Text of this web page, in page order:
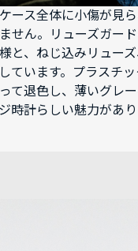
ース全体に小傷が見
せん。リューズガー
と、ねじ込みリュー
ています。プラスチ
て退色し、薄いグレ
時計らしい魅力があり